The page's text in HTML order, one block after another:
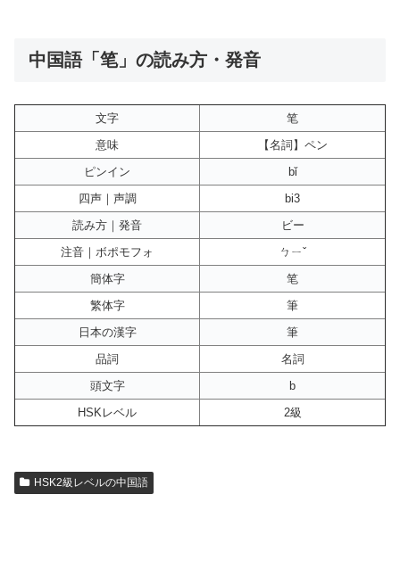
中国語「笔」の読み方・発音
文字
笔
意味
【名詞】ペン
ピンイン
bǐ
四声｜声調
bi3
読み方｜発音
ビー
注音｜ボポモフォ
ㄅㄧˇ
簡体字
笔
繁体字
筆
日本の漢字
筆
品詞
名詞
頭文字
b
HSKレベル
2級
HSK2級レベルの中国語